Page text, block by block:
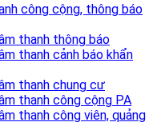
công cộng, thông báo
thanh thông báo
thanh cảnh báo khẩn
thanh chung cư
thanh công cộng PA
thanh công viên, quảng